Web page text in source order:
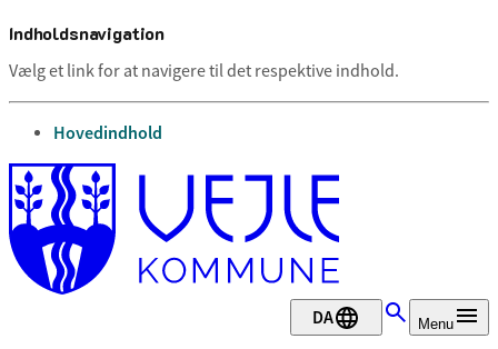
Indholdsnavigation
Vælg et link for at navigere til det respektive indhold.
gå til
Hovedindhold
DA Menu